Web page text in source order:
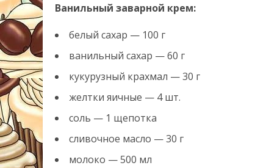
Ванильный заварной крем:
белый сахар — 100 г
ванильный сахар — 60 г
кукурузный крахмал — 30 г
желтки яичные — 4 шт.
соль — 1 щепотка
сливочное масло — 30 г
молоко — 500 мл